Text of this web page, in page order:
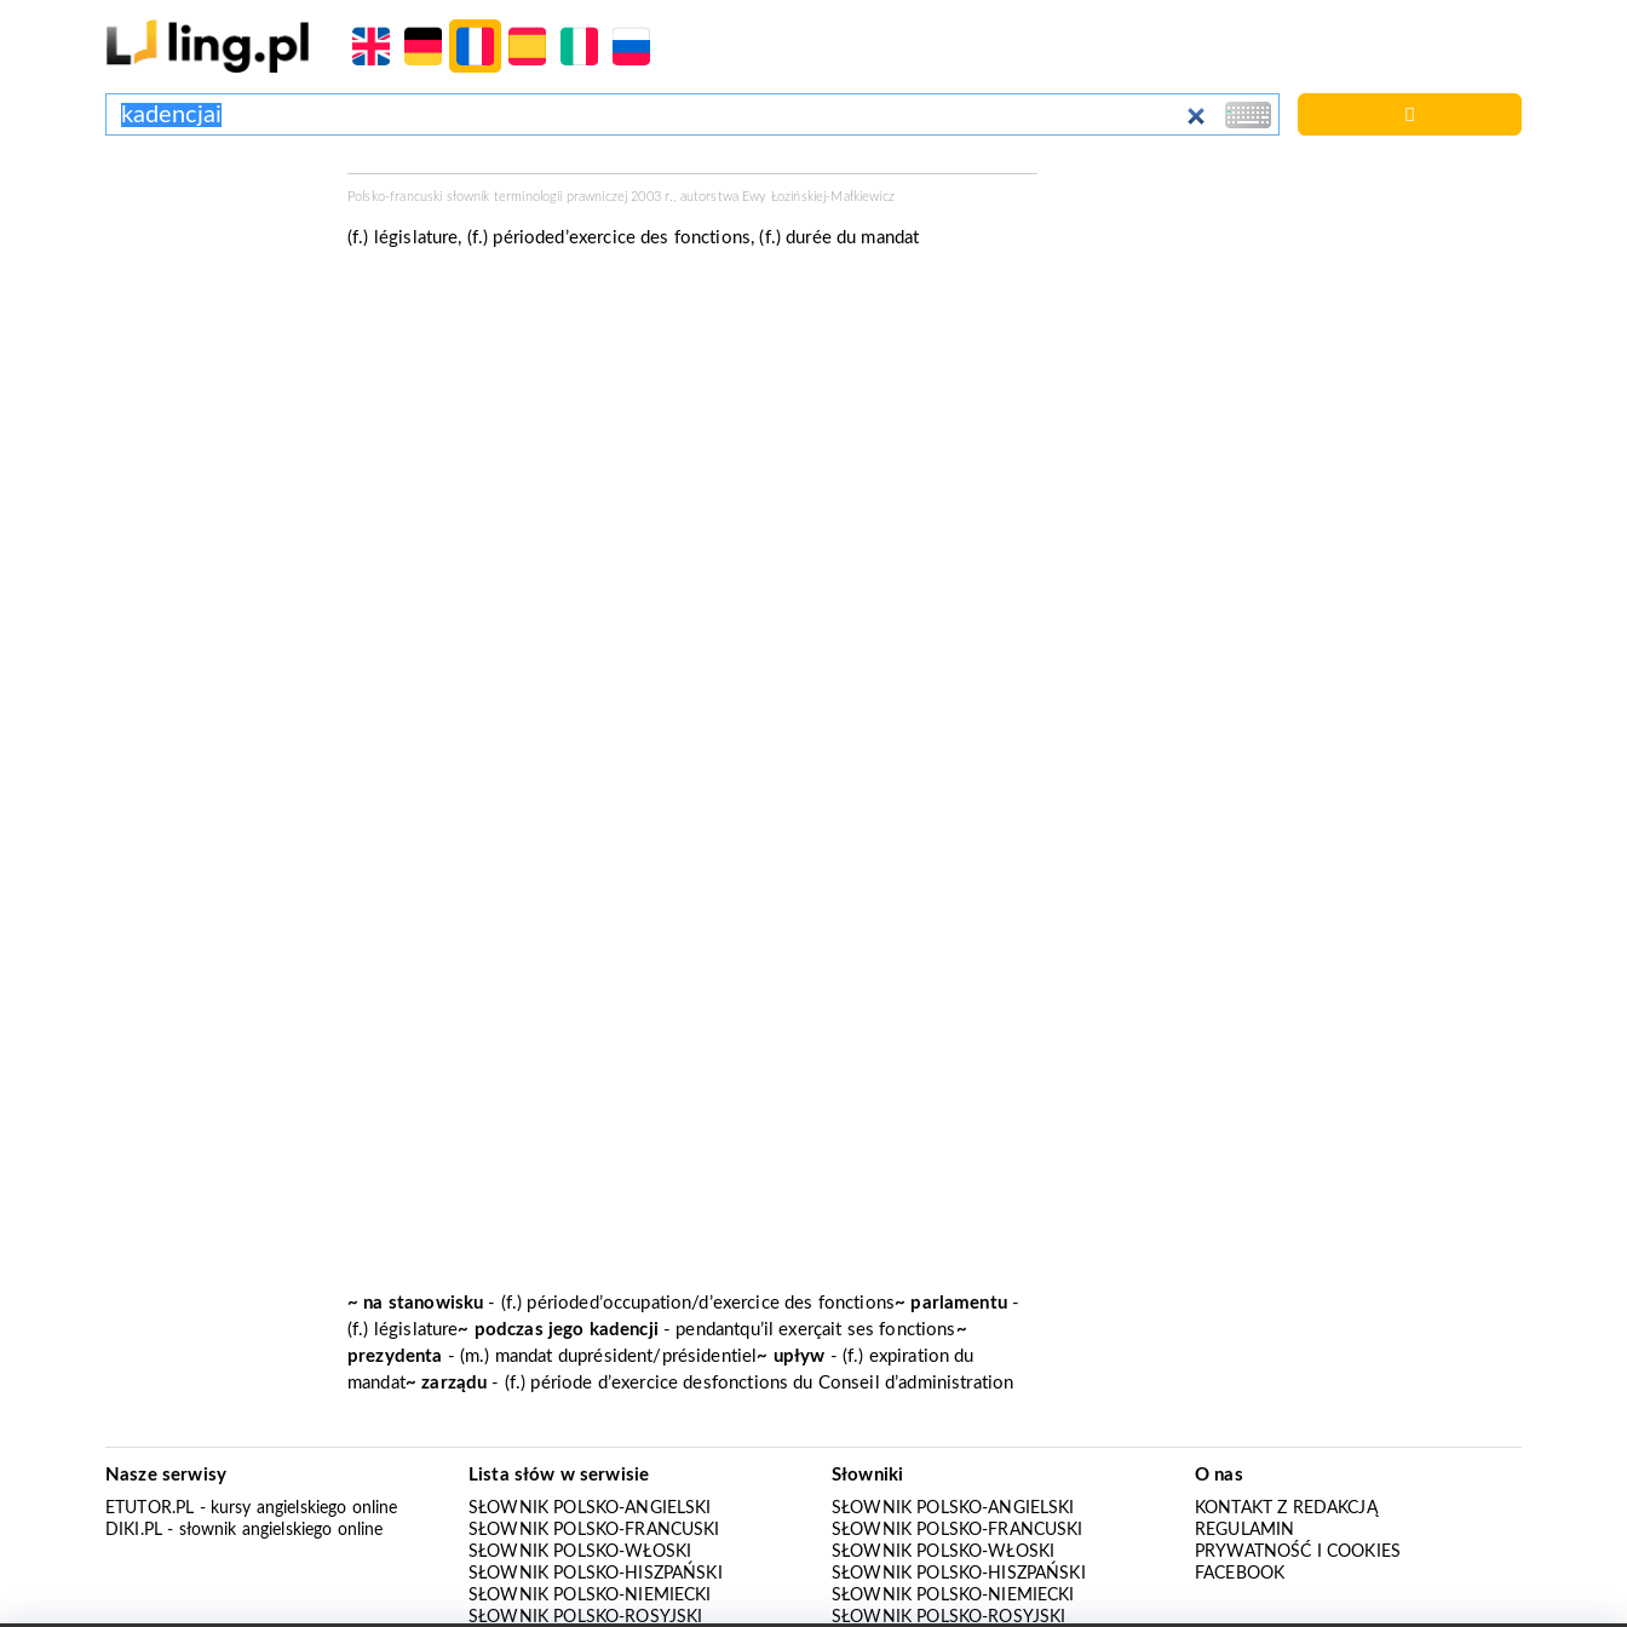
Polsko-francuski słownik terminologii prawniczej 2003 r., autorstwa Ewy Łozińskiej-Małkiewicz
(f.) législature, (f.) périoded’exercice des fonctions, (f.) durée du mandat
~ na stanowisku - (f.) périoded’occupation/d’exercice des fonctions~ parlamentu-
(f.) législature~ podczas jego kadencji - pendantqu’il exerçait ses fonctions~
prezydenta - (m.) mandat duprésident/présidentiel~ upływ - (f.) expiration du
mandat~ zarządu - (f.) période d’exercice desfonctions du Conseil d’administration
Nasze serwisy
ETUTOR.PL - kursy angielskiego online
DIKI.PL - słownik angielskiego online
Lista słów w serwisie
SŁOWNIK POLSKO-ANGIELSKI
SŁOWNIK POLSKO-FRANCUSKI
SŁOWNIK POLSKO-WŁOSKI
SŁOWNIK POLSKO-HISZPAŃSKI
SŁOWNIK POLSKO-NIEMIECKI
SŁOWNIK POLSKO-ROSYJSKI
Słowniki
SŁOWNIK POLSKO-ANGIELSKI
SŁOWNIK POLSKO-FRANCUSKI
SŁOWNIK POLSKO-WŁOSKI
SŁOWNIK POLSKO-HISZPAŃSKI
SŁOWNIK POLSKO-NIEMIECKI
SŁOWNIK POLSKO-ROSYJSKI
O nas
KONTAKT Z REDAKCJĄ
REGULAMIN
PRYWATNOŚĆ I COOKIES
FACEBOOK